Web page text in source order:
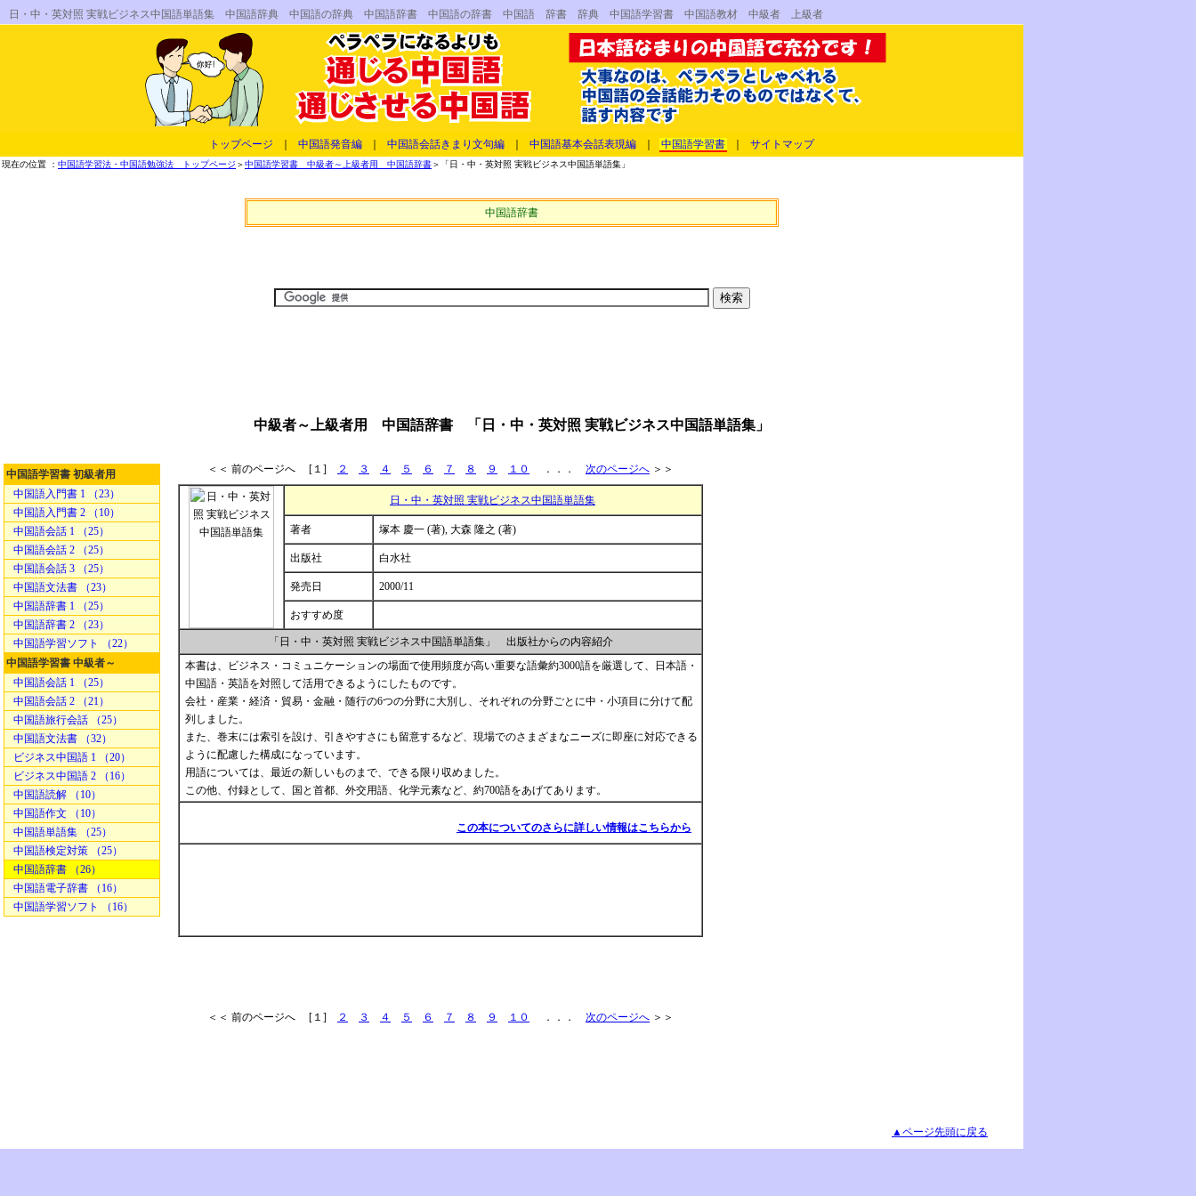
日・中・英対照 実戦ビジネス中国語単語集 中国語辞典 中国語の辞典 中国語辞書 中国語の辞書 中国語 辞書 辞典 中国語学習書 中国語教材 中級者 上級者
トップページ 中国語発音編 中国語会話きまり文句編 中国語基本会話表現編 中国語学習書 サイトマップ
現在の位置 ： 中国語学習法・中国語勉強法 トップページ ＞中国語学習書 中級者～上級者用 中国語辞書＞「日・中・英対照 実戦ビジネス中国語単語集」
中国語辞書
中級者～上級者用 中国語辞書 「日・中・英対照 実戦ビジネス中国語単語集」
中国語学習書 初級者用
中国語入門書 1 （23）
中国語入門書 2 （10）
中国語会話 1 （25）
中国語会話 2 （25）
中国語会話 3 （25）
中国語文法書 （23）
中国語辞書 1 （25）
中国語辞書 2 （23）
中国語学習ソフト （22）
中国語学習書 中級者～
中国語会話 1 （25）
中国語会話 2 （21）
中国語旅行会話 （25）
中国語文法書 （32）
ビジネス中国語 1 （20）
ビジネス中国語 2 （16）
中国語読解 （10）
中国語作文 （10）
中国語単語集 （25）
中国語検定対策 （25）
中国語辞書 （26）
中国語電子辞書 （16）
中国語学習ソフト （16）
＜＜ 前のページへ [１] ２ ３ ４ ５ ６ ７ ８ ９ １０ ．．． 次のページへ ＞＞
日・中・英対照 実戦ビジネス中国語単語集
著者 塚本 慶一 (著), 大森 隆之 (著)
出版社 白水社
発売日 2000/11
おすすめ度
「日・中・英対照 実戦ビジネス中国語単語集」 出版社からの内容紹介
本書は、ビジネス・コミュニケーションの場面で使用頻度が高い重要な語彙約3000語を厳選して、日本語・
中国語・英語を対照して活用できるようにしたものです。
会社・産業・経済・貿易・金融・随行の6つの分野に大別し、それぞれの分野ごとに中・小項目に分けて配
列しました。
また、巻末には索引を設け、引きやすさにも留意するなど、現場でのさまざまなニーズに即座に対応できる
ように配慮した構成になっています。
用語については、最近の新しいものまで、できる限り収めました。
この他、付録として、国と首都、外交用語、化学元素など、約700語をあげてあります。
この本についてのさらに詳しい情報はこちらから
＜＜ 前のページへ [１] ２ ３ ４ ５ ６ ７ ８ ９ １０ ．．． 次のページへ ＞＞
▲ページ先頭に戻る